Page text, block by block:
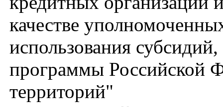
качестве
использования
программы Российской
территорий"